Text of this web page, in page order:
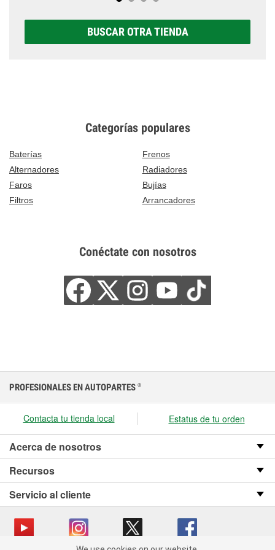
BUSCAR OTRA TIENDA
Categorías populares
Baterías
Frenos
Alternadores
Radiadores
Faros
Bujías
Filtros
Arrancadores
Conéctate con nosotros
PROFESIONALES EN AUTOPARTES ®
Contacta tu tienda local Estatus de tu orden
Acerca de nosotros
Recursos
Servicio al cliente